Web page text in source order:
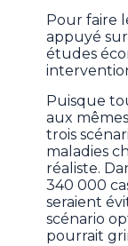
Pour faire
appuyé
études
Puisque
aux
trois
maladies
réaliste.
340 000
seraient
scénario
pourrait